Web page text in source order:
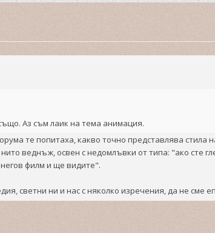
Аз съм лаик на тема анимация.
те попитаха, какво точно представлява стила
веднъж, освен с недомлъвки от типа: "ако сте
филм и ще видите".
светни ни и нас с няколко изречения, да не сме